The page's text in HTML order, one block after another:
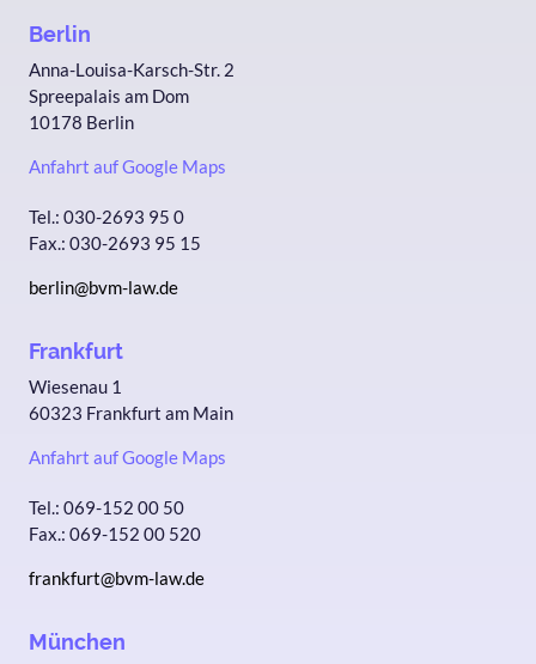
Berlin
Anna-Louisa-Karsch-Str. 2
Spreepalais am Dom
10178 Berlin
Anfahrt auf Google Maps
Tel.: 030-2693 95 0
Fax.: 030-2693 95 15
berlin@bvm-law.de
Frankfurt
Wiesenau 1
60323 Frankfurt am Main
Anfahrt auf Google Maps
Tel.: 069-152 00 50
Fax.: 069-152 00 520
frankfurt@bvm-law.de
München